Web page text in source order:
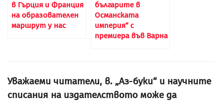
в Гърция и Франция
на образователен
маршрут у нас
българите в
Османската
империя“ с
премиера във Варна
Уважаеми читатели, в. „Аз-буки“ и научните
списания на издателството може да